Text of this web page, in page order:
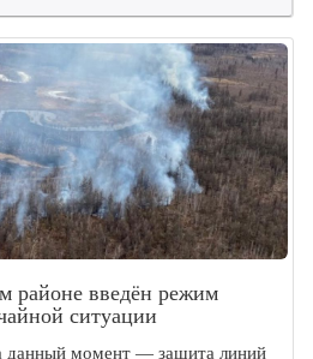
районе введён режим
ситуации
данный момент — защита линий